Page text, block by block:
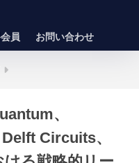
員 お問い合わせ
、
Circuits、